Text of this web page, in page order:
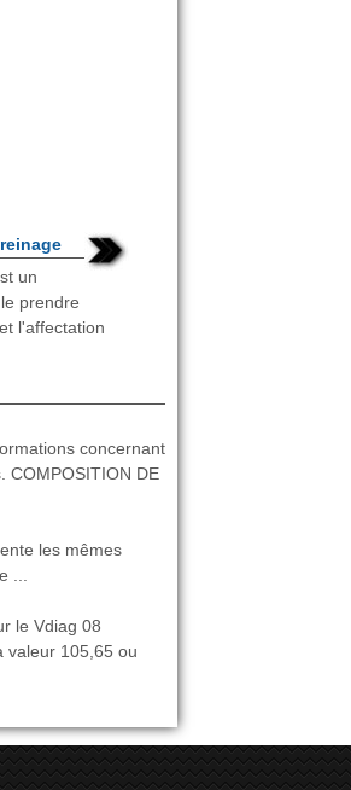
un
prendre
l'affectation
concernant
COMPOSITION DE
les mêmes
...
le Vdiag 08
valeur 105,65 ou